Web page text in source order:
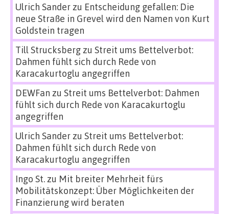
Ulrich Sanderzu Entscheidung gefallen: Die
neue Straße in Grevel wird den Namen von Kurt
Goldstein tragen
Till Strucksbergzu Streit ums Bettelverbot:
Dahmen fühlt sich durch Rede von
Karacakurtoglu angegriffen
DEWFan zu Streit ums Bettelverbot: Dahmen
fühlt sich durch Rede von Karacakurtoglu
angegriffen
Ulrich Sanderzu Streit ums Bettelverbot:
Dahmen fühlt sich durch Rede von
Karacakurtoglu angegriffen
Ingo St.zu Mit breiter Mehrheit fürs
Mobilitätskonzept: Über Möglichkeiten der
Finanzierung wird beraten